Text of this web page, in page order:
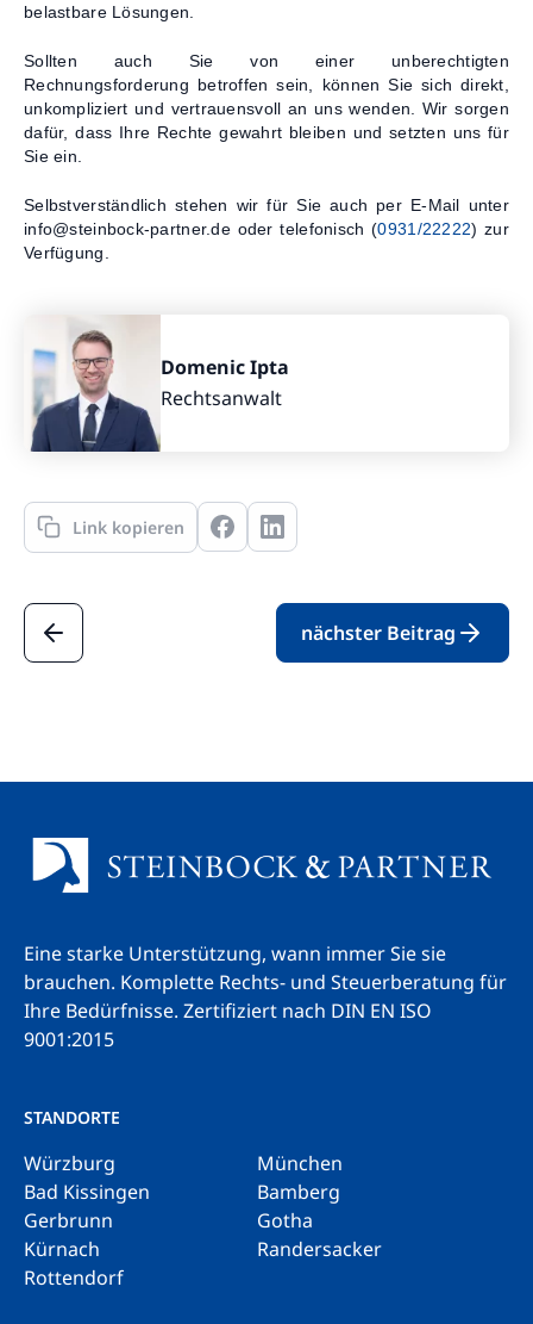
belastbare Lösungen.
Sollten auch Sie von einer unberechtigten
Rechnungsforderung betroffen sein, können Sie sich direkt,
unkompliziert und vertrauensvoll an uns wenden. Wir sorgen
dafür, dass Ihre Rechte gewahrt bleiben und setzten uns für
Sie ein.
Selbstverständlich stehen wir für Sie auch per E-Mail unter
info@steinbock-partner.de oder telefonisch (0931/22222) zur
Verfügung.
Domenic Ipta
Rechtsanwalt
Link kopieren
nächster Beitrag
Eine starke Unterstützung, wann immer Sie sie
brauchen. Komplette Rechts- und Steuerberatung für
Ihre Bedürfnisse. Zertifiziert nach DIN EN ISO
9001:2015
STANDORTE
Würzburg
München
Bad Kissingen
Bamberg
Gerbrunn
Gotha
Kürnach
Randersacker
Rottendorf